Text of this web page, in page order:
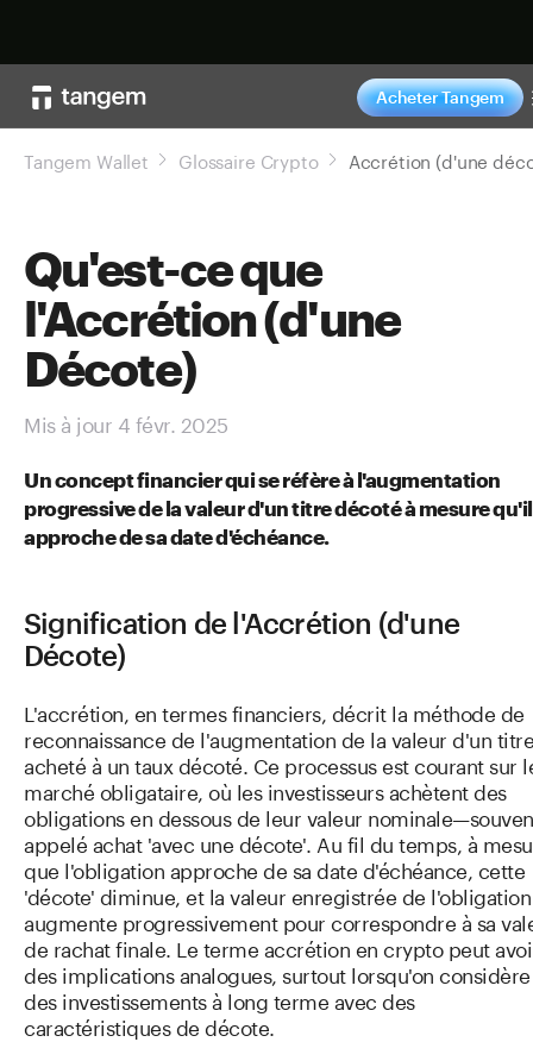
Acheter Tangem
Tangem Wallet Glossaire Crypto
Qu'est-ce que
l'Accrétion (d'une
Décote)
Mis à jour 4 févr. 2025
Un concept financier qui se réfère à l'augmentation
progressive de la valeur d'un titre décoté à mesure qu'il
approche de sa date d'échéance.
Signification de l'Accrétion (d'une
Décote)
L'accrétion, en termes financiers, décrit la méthode de
reconnaissance de l'augmentation de la valeur d'un titre
acheté à un taux décoté. Ce processus est courant sur
marché obligataire, où les investisseurs achètent des
obligations en dessous de leur valeur
appelé achat 'avec une décote'. Au fil du temps, à
que l'obligation approche de sa date d'échéance, cette
'décote' diminue, et la valeur enregistrée de l'obligation
augmente progressivement pour correspondre à sa
de rachat finale. Le terme accrétion en crypto peut
des implications analogues, surtout lorsqu'on considère
des investissements à long terme avec des
caractéristiques de décote.